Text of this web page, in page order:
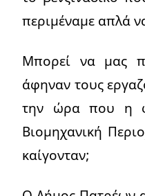
περιμέναμε απλά
Μπορεί να μας
άφηναν τους
την ώρα που η
Βιομηχανική
καίγονταν;